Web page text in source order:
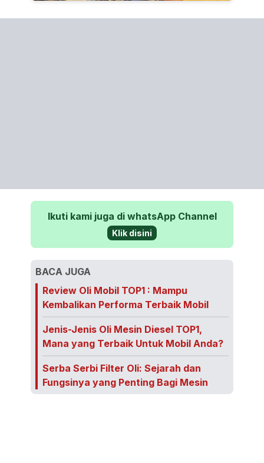
Ikuti kami juga di whatsApp Channel
Klik disini
BACA JUGA
Review Oli Mobil TOP1 : Mampu
Kembalikan Performa Terbaik Mobil
Jenis-Jenis Oli Mesin Diesel TOP1,
Mana yang Terbaik Untuk Mobil Anda?
Serba Serbi Filter Oli: Sejarah dan
Fungsinya yang Penting Bagi Mesin